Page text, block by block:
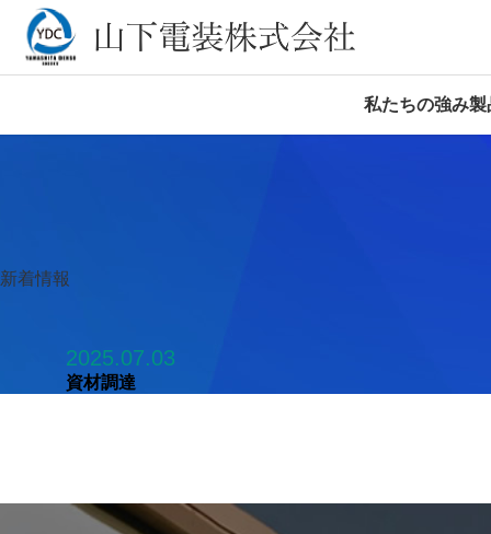
私たちの強み製
新着情報
2025.07.03
資材調達